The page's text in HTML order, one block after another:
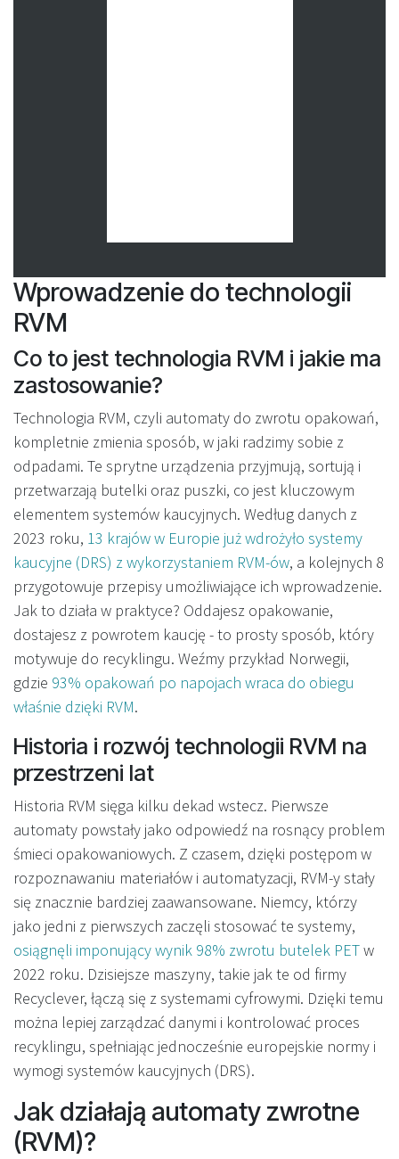
Wprowadzenie do technologii
RVM
Co to jest technologia RVM i jakie ma
zastosowanie?
Technologia RVM, czyli automaty do zwrotu opakowań,
kompletnie zmienia sposób, w jaki radzimy sobie z
odpadami. Te sprytne urządzenia przyjmują, sortują i
przetwarzają butelki oraz puszki, co jest kluczowym
elementem systemów kaucyjnych. Według danych z
2023 roku, 13 krajów w Europie już wdrożyło systemy
kaucyjne (DRS) z wykorzystaniem RVM-ów, a kolejnych 8
przygotowuje przepisy umożliwiające ich wprowadzenie.
Jak to działa w praktyce? Oddajesz opakowanie,
dostajesz z powrotem kaucję - to prosty sposób, który
motywuje do recyklingu. Weźmy przykład Norwegii,
gdzie 93% opakowań po napojach wraca do obiegu
właśnie dzięki RVM.
Historia i rozwój technologii RVM na
przestrzeni lat
Historia RVM sięga kilku dekad wstecz. Pierwsze
automaty powstały jako odpowiedź na rosnący problem
śmieci opakowaniowych. Z czasem, dzięki postępom w
rozpoznawaniu materiałów i automatyzacji, RVM-y stały
się znacznie bardziej zaawansowane. Niemcy, którzy
jako jedni z pierwszych zaczęli stosować te systemy,
osiągnęli imponujący wynik 98% zwrotu butelek PETw
2022 roku. Dzisiejsze maszyny, takie jak te od firmy
Recyclever, łączą się z systemami cyfrowymi. Dzięki temu
można lepiej zarządzać danymi i kontrolować proces
recyklingu, spełniając jednocześnie europejskie normy i
wymogi systemów kaucyjnych (DRS).
Jak działają automaty zwrotne
(RVM)?